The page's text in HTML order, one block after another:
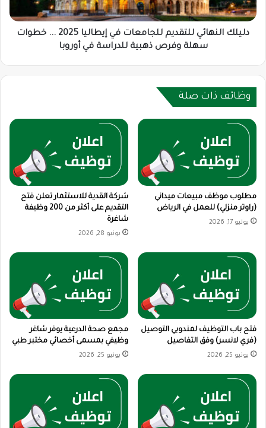
...
خطوات
سهلة
أوروبا
دليلك النهائي للتقديم للجامعات في إيطاليا 2025 ... خطوات
سهلة وفرص ذهبية للدراسة في أوروبا
وظائف ذات صلة
مطلوب موظف مبيعات ميداني
(راوتر منزلي) للعمل في الرياض
يوليو 17, 2026
شركة القدية للاستثمار تعلن فتح
التقديم على أكثر من 200 وظيفة
شاغرة
يونيو 28, 2026
فتح باب التوظيف لمندوبي التوصيل
(فري لانسر) وفق التفاصيل
يونيو 25, 2026
مجمع صحة الدرعية يوفر شاغر
وظيفي بمسمى أخصائي مختبر طبي
يونيو 25, 2026